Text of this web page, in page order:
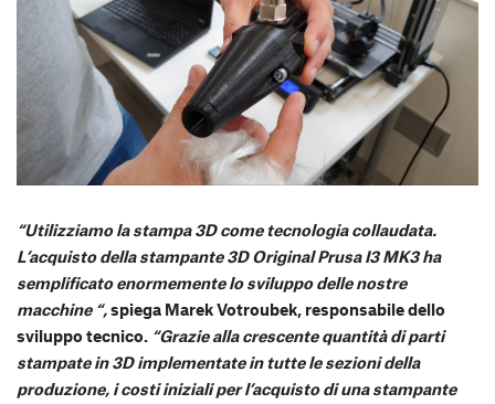
“Utilizziamo la stampa 3D come tecnologia collaudata.
L’acquisto della stampante 3D Original Prusa I3 MK3 ha
semplificato enormemente lo sviluppo delle nostre
macchine “,spiega Marek Votroubek, responsabile dello
sviluppo tecnico. “Grazie alla crescente quantità di parti
stampate in 3D implementate in tutte le sezioni della
produzione, i costi iniziali per l’acquisto di una stampante